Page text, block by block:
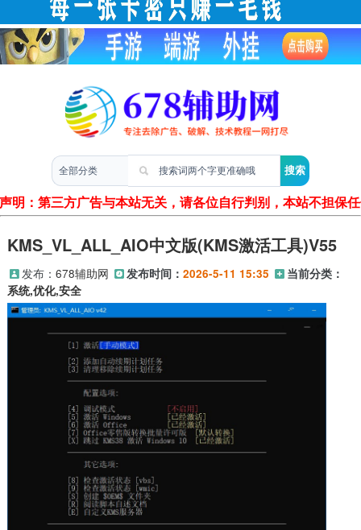
明：第三方广告与本站无关，请各位自行判别，本站不担保
KMS_VL_ALL_AIO中文版(KMS激活工具)V55
发布： 678辅助网 发布时间： 2026-5-11 15:35
当前分类：
系统,优化,安全